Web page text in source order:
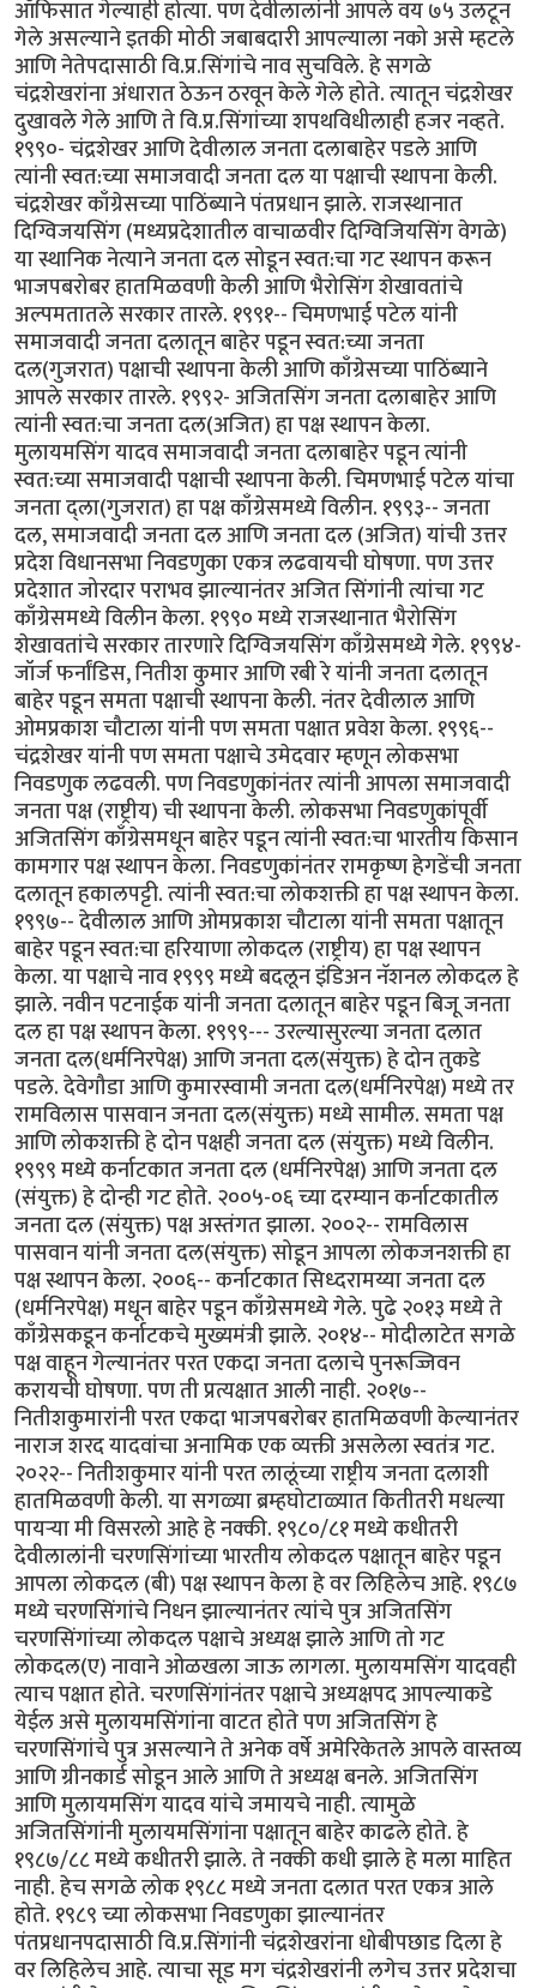
ऑफिसात गेल्याही होत्या. पण देवीलालांनी आपले वय ७५ उलटून
गेले असल्याने इतकी मोठी जबाबदारी आपल्याला नको असे म्हटले
आणि नेतेपदासाठी वि.प्र.सिंगांचे नाव सुचविले. हे सगळे
चंद्रशेखरांना अंधारात ठेऊन ठरवून केले गेले होते. त्यातून चंद्रशेखर
दुखावले गेले आणि ते वि.प्र.सिंगांच्या शपथविधीलाही हजर नव्हते.
१९९०- चंद्रशेखर आणि देवीलाल जनता दलाबाहेर पडले आणि
त्यांनी स्वत:च्या समाजवादी जनता दल या पक्षाची स्थापना केली.
चंद्रशेखर काँग्रेसच्या पाठिंब्याने पंतप्रधान झाले. राजस्थानात
दिग्विजयसिंग (मध्यप्रदेशातील वाचाळवीर दिग्विजियसिंग वेगळे)
या स्थानिक नेत्याने जनता दल सोडून स्वत:चा गट स्थापन करून
भाजपबरोबर हातमिळवणी केली आणि भैरोसिंग शेखावतांचे
अल्पमतातले सरकार तारले. १९९१-- चिमणभाई पटेल यांनी
समाजवादी जनता दलातून बाहेर पडून स्वत:च्या जनता
दल(गुजरात) पक्षाची स्थापना केली आणि काँग्रेसच्या पाठिंब्याने
आपले सरकार तारले. १९९२- अजितसिंग जनता दलाबाहेर आणि
त्यांनी स्वत:चा जनता दल(अजित) हा पक्ष स्थापन केला.
मुलायमसिंग यादव समाजवादी जनता दलाबाहेर पडून त्यांनी
स्वत:च्या समाजवादी पक्षाची स्थापना केली. चिमणभाई पटेल यांचा
जनता द्ला(गुजरात) हा पक्ष काँग्रेसमध्ये विलीन. १९९३-- जनता
दल, समाजवादी जनता दल आणि जनता दल (अजित) यांची उत्तर
प्रदेश विधानसभा निवडणुका एकत्र लढवायची घोषणा. पण उत्तर
प्रदेशात जोरदार पराभव झाल्यानंतर अजित सिंगांनी त्यांचा गट
काँग्रेसमध्ये विलीन केला. १९९० मध्ये राजस्थानात भैरोसिंग
शेखावतांचे सरकार तारणारे दिग्विजयसिंग काँग्रेसमध्ये गेले. १९९४-
जॉर्ज फर्नांडिस, नितीश कुमार आणि रबी रे यांनी जनता दलातून
बाहेर पडून समता पक्षाची स्थापना केली. नंतर देवीलाल आणि
ओमप्रकाश चौटाला यांनी पण समता पक्षात प्रवेश केला. १९९६--
चंद्रशेखर यांनी पण समता पक्षाचे उमेदवार म्हणून लोकसभा
निवडणुक लढवली. पण निवडणुकांनंतर त्यांनी आपला समाजवादी
जनता पक्ष (राष्ट्रीय) ची स्थापना केली. लोकसभा निवडणुकांपूर्वी
अजितसिंग काँग्रेसमधून बाहेर पडून त्यांनी स्वत:चा भारतीय किसान
कामगार पक्ष स्थापन केला. निवडणुकांनंतर रामकृष्ण हेगडेंची जनता
दलातून हकालपट्टी. त्यांनी स्वत:चा लोकशक्ती हा पक्ष स्थापन केला.
१९९७-- देवीलाल आणि ओमप्रकाश चौटाला यांनी समता पक्षातून
बाहेर पडून स्वत:चा हरियाणा लोकदल (राष्ट्रीय) हा पक्ष स्थापन
केला. या पक्षाचे नाव १९९९ मध्ये बदलून इंडिअन नॅशनल लोकदल हे
झाले. नवीन पटनाईक यांनी जनता दलातून बाहेर पडून बिजू जनता
दल हा पक्ष स्थापन केला. १९९९--- उरल्यासुरल्या जनता दलात
जनता दल(धर्मनिरपेक्ष) आणि जनता दल(संयुक्त) हे दोन तुकडे
पडले. देवेगौडा आणि कुमारस्वामी जनता दल(धर्मनिरपेक्ष) मध्ये तर
रामविलास पासवान जनता दल(संयुक्त) मध्ये सामील. समता पक्ष
आणि लोकशक्ती हे दोन पक्षही जनता दल (संयुक्त) मध्ये विलीन.
१९९९ मध्ये कर्नाटकात जनता दल (धर्मनिरपेक्ष) आणि जनता दल
(संयुक्त) हे दोन्ही गट होते. २००५-०६ च्या दरम्यान कर्नाटकातील
जनता दल (संयुक्त) पक्ष अस्तंगत झाला. २००२-- रामविलास
पासवान यांनी जनता दल(संयुक्त) सोडून आपला लोकजनशक्ती हा
पक्ष स्थापन केला. २००६-- कर्नाटकात सिध्दरामय्या जनता दल
(धर्मनिरपेक्ष) मधून बाहेर पडून काँग्रेसमध्ये गेले. पुढे २०१३ मध्ये ते
काँग्रेसकडून कर्नाटकचे मुख्यमंत्री झाले. २०१४-- मोदीलाटेत सगळे
पक्ष वाहून गेल्यानंतर परत एकदा जनता दलाचे पुनरूज्जिवन
करायची घोषणा. पण ती प्रत्यक्षात आली नाही. २०१७--
नितीशकुमारांनी परत एकदा भाजपबरोबर हातमिळवणी केल्यानंतर
नाराज शरद यादवांचा अनामिक एक व्यक्ती असलेला स्वतंत्र गट.
२०२२-- नितीशकुमार यांनी परत लालूंच्या राष्ट्रीय जनता दलाशी
हातमिळवणी केली. या सगळ्या ब्रम्हघोटाळ्यात कितीतरी मधल्या
पायऱ्या मी विसरलो आहे हे नक्की. १९८०/८१ मध्ये कधीतरी
देवीलालांनी चरणसिंगांच्या भारतीय लोकदल पक्षातून बाहेर पडून
आपला लोकदल (बी) पक्ष स्थापन केला हे वर लिहिलेच आहे. १९८७
मध्ये चरणसिंगांचे निधन झाल्यानंतर त्यांचे पुत्र अजितसिंग
चरणसिंगांच्या लोकदल पक्षाचे अध्यक्ष झाले आणि तो गट
लोकदल(ए) नावाने ओळखला जाऊ लागला. मुलायमसिंग यादवही
त्याच पक्षात होते. चरणसिंगांनंतर पक्षाचे अध्यक्षपद आपल्याकडे
येईल असे मुलायमसिंगांना वाटत होते पण अजितसिंग हे
चरणसिंगांचे पुत्र असल्याने ते अनेक वर्षे अमेरिकेतले आपले वास्तव्य
आणि ग्रीनकार्ड सोडून आले आणि ते अध्यक्ष बनले. अजितसिंग
आणि मुलायमसिंग यादव यांचे जमायचे नाही. त्यामुळे
अजितसिंगांनी मुलायमसिंगांना पक्षातून बाहेर काढले होते. हे
१९८७/८८ मध्ये कधीतरी झाले. ते नक्की कधी झाले हे मला माहित
नाही. हेच सगळे लोक १९८८ मध्ये जनता दलात परत एकत्र आले
होते. १९८९ च्या लोकसभा निवडणुका झाल्यानंतर
पंतप्रधानपदासाठी वि.प्र.सिंगांनी चंद्रशेखरांना धोबीपछाड दिला हे
वर लिहिलेच आहे. त्याचा सूड मग चंद्रशेखरांनी लगेच उत्तर प्रदेशचा